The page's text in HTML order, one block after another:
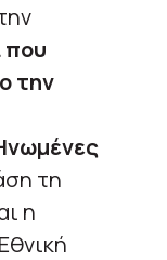
που
την
τη
η